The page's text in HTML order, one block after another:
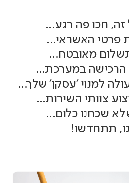
זה, חכו פה רגע...
פרטי האשראי...
מאובטח...
במערכת...
למנוי 'עסקן' שלך...
צוותי השירות...
שכחנו כלום...
תתחדשו!